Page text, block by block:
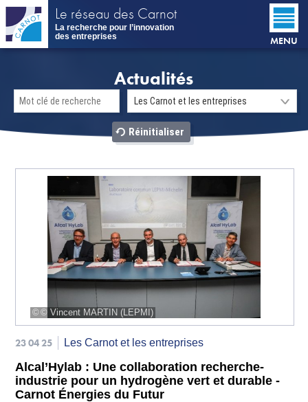
Aller
contenu
principal
Le réseau des Carnot
La recherche pour l’innovation
des entreprises
MENU
Actualités
© Vincent MARTIN (LEPMI)
23 04 25 Les Carnot et les entreprises
Alcal’Hylab : Une collaboration recherche-
industrie pour un hydrogène vert et durable -
Carnot Énergies du Futur